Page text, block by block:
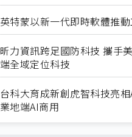
英特蒙以新一代即時軟體推
昕力資訊跨足國防科技 攜手
端全域定位科技
台科大育成新創虎智科技亮
業地端AI商用